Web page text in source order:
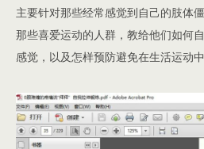
主要针对那些经常感觉到自己的肢体
那些喜爱运动的人群，教给他们如何
感觉，以及怎样预防避免在生活运动中